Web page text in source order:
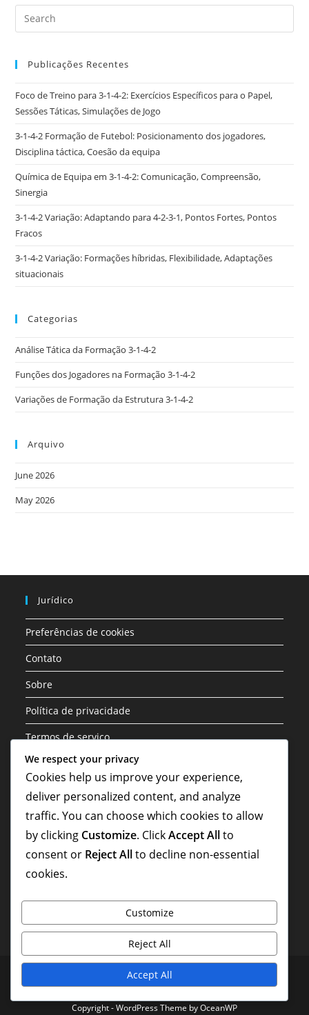
Publicações Recentes
Foco de Treino para 3-1-4-2: Exercícios Específicos para o Papel,
Sessões Táticas, Simulações de Jogo
3-1-4-2 Formação de Futebol: Posicionamento dos jogadores,
Disciplina táctica, Coesão da equipa
Química de Equipa em 3-1-4-2: Comunicação, Compreensão,
Sinergia
3-1-4-2 Variação: Adaptando para 4-2-3-1, Pontos Fortes, Pontos
Fracos
3-1-4-2 Variação: Formações híbridas, Flexibilidade, Adaptações
situacionais
Categorias
Análise Tática da Formação 3-1-4-2
Funções dos Jogadores na Formação 3-1-4-2
Variações de Formação da Estrutura 3-1-4-2
Arquivo
June 2026
May 2026
Jurídico
Preferências de cookies
Contato
Sobre
Política de privacidade
Termos de serviço
Categorias
Análise Tática da Formação 3-1-4-2
Funções dos Jogadores na Formação 3-1-4-2
Variações de Formação da Estrutura 3-1-4-2
Preferências de cookies Contato
Política de privacidade
Termos de serviço
Copyright - WordPress Theme by OceanWP
We respect your privacy
Cookies help us improve your experience,
deliver personalized content, and analyze
traffic. You can choose which cookies to allow
by clicking Customize. ClickAccept Allto
consent or Reject Allto decline non-essential
cookies.
Customize
Reject All
Accept All